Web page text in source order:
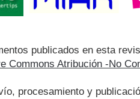
publicados en esta
Commons Atribución -No
procesamiento y